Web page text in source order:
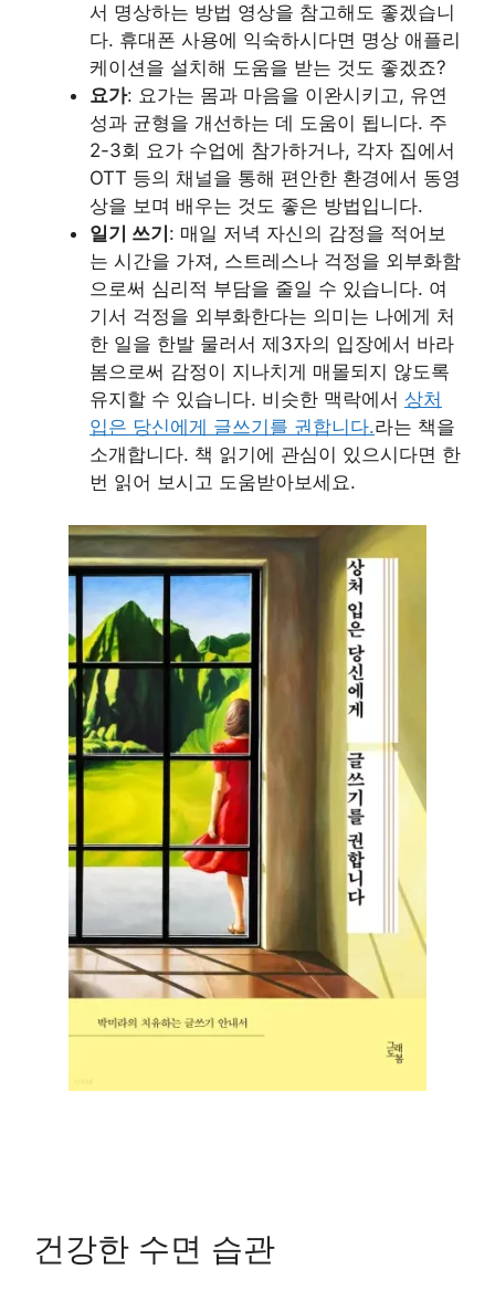
서 명상하는 방법 영상을 참고해도 좋겠습니
다. 휴대폰 사용에 익숙하시다면 명상 애플리
케이션을 설치해 도움을 받는 것도 좋겠죠?
요가: 요가는 몸과 마음을 이완시키고, 유연
성과 균형을 개선하는 데 도움이 됩니다. 주
2-3회 요가 수업에 참가하거나, 각자 집에서
OTT 등의 채널을 통해 편안한 환경에서 동영
상을 보며 배우는 것도 좋은 방법입니다.
일기 쓰기 : 매일 저녁 자신의 감정을 적어보
는 시간을 가져, 스트레스나 걱정을 외부화함
으로써 심리적 부담을 줄일 수 있습니다. 여
기서 걱정을 외부화한다는 의미는 나에게 처
한 일을 한발 물러서 제3자의 입장에서 바라
봄으로써 감정이 지나치게 매몰되지 않도록
유지할 수 있습니다. 비슷한 맥락에서 상처
입은 당신에게 글쓰기를 권합니다.라는 책을
소개합니다. 책 읽기에 관심이 있으시다면 한
번 읽어 보시고 도움받아보세요.
건강한 수면 습관